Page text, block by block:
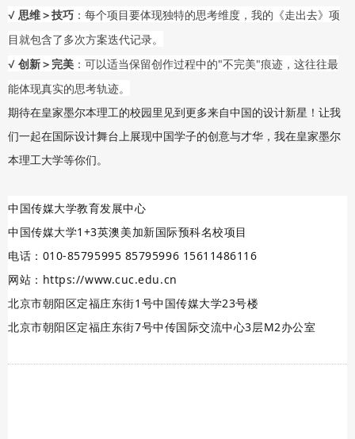
√ 思维＞技巧 ：每个项目要体现独特的思考维度，我的《走出去》项
目就包含了多次方案迭代记录。
√ 创新＞完美 ：可以适当保留创作过程中的"不完美"痕迹，这往往最
能体现真实的思考轨迹。
期待在皇家墨尔本理工的校园里见到更多来自中国的设计新星！让我
们一起在国际设计舞台上展现中国学子的创意与才华，我在皇家墨尔
本理工大学等你们。
中国传媒大学教育发展中心
中国传媒大学1+3英澳美加新国际预科名校项目
电话：010-85795995 85795996 15611486116
网站：https://www.cuc.edu.cn
北京市朝阳区定福庄东街1号中国传媒大学23号楼
北京市朝阳区定福庄东街7号中传国际交流中心3层M2办公室